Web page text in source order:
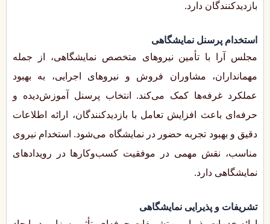
بازدیدکنندگان دارد.
استخدام پرسنل نمایشگاهی
مجلس آرا با تأمین نیروهای متخصص نمایشگاهی، از جمله
مهمانداران، مشاوران فروش و نیروهای اجرایی، به بهبود
عملکرد غرفه‌ها کمک می‌کند. انتخاب پرسنل آموزش‌دیده و
حرفه‌ای باعث افزایش تعامل با بازدیدکنندگان، ارائه اطلاعات
دقیق و بهبود تجربه حضور در نمایشگاه می‌شود. استخدام نیروی
مناسب، نقش مهمی در موفقیت کسب‌وکارها در رویدادهای
نمایشگاهی دارد.
تشریفات و پذیرایی نمایشگاهی